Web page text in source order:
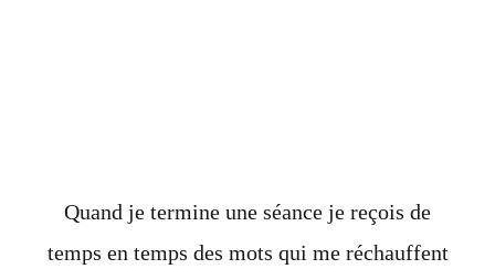
Quand je termine une séance je reçois de
temps en temps des mots qui me réchauffent